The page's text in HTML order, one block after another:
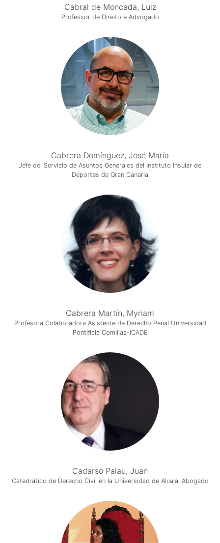
Cabral de Moncada, Luiz
Professor de Direito e Advogado
Cabrera Domínguez, José María
Jefe del Servicio de Asuntos Generales del Instituto Insular de
Deportes de Gran Canaria
Cabrera Martín, Myriam
Profesora Colaboradora Asistente de Derecho Penal Universidad
Pontificia Comillas-ICADE
Cadarso Palau, Juan
Catedrático de Derecho Civil en la Universidad de Alcalá. Abogado